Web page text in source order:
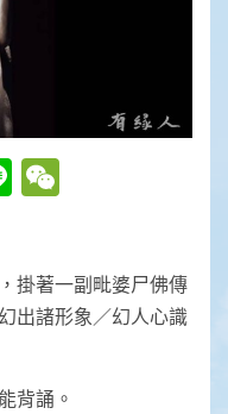
Line
掛著一副毗婆尸佛傳
出諸形象／幻人心識
背誦。